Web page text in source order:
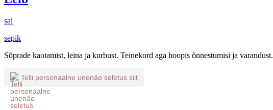
sai
sepik
Sõprade kaotamist, leina ja kurbust. Teinekord aga hoopis õnnestumisi ja varandust.
Telli personaalne unenäo seletus siit